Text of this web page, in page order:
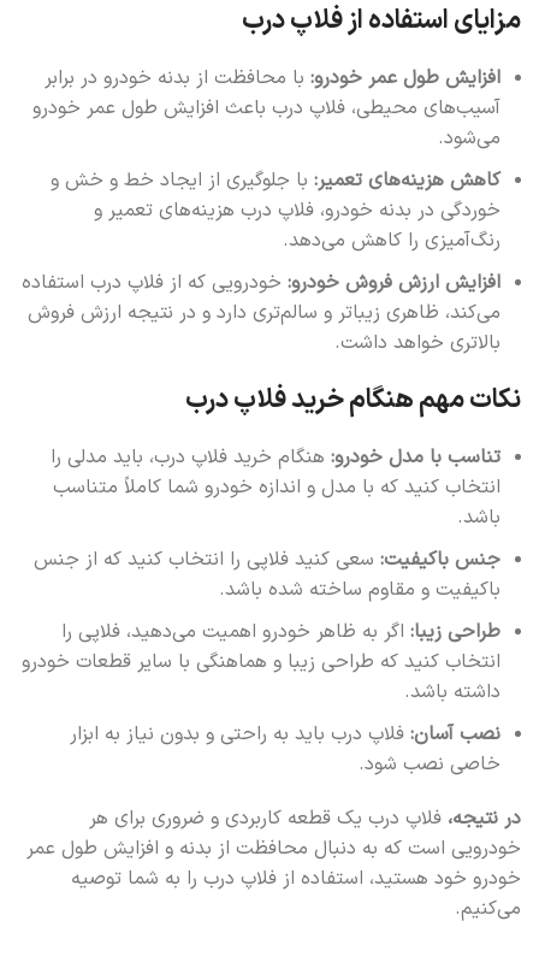
مزایای استفاده از فلاپ درب
افزایش طول عمر خودرو: با محافظت از بدنه خودرو در برابر
آسیب‌های محیطی، فلاپ درب باعث افزایش طول عمر خودرو
می‌شود.
کاهش هزینه‌های تعمیر: با جلوگیری از ایجاد خط و خش و
خوردگی در بدنه خودرو، فلاپ درب هزینه‌های تعمیر و
رنگ‌آمیزی را کاهش می‌دهد.
افزایش ارزش فروش خودرو: خودرویی که از فلاپ درب استفاده
می‌کند، ظاهری زیباتر و سالم‌تری دارد و در نتیجه ارزش فروش
بالاتری خواهد داشت.
نکات مهم هنگام خرید فلاپ درب
تناسب با مدل خودرو: هنگام خرید فلاپ درب، باید مدلی را
انتخاب کنید که با مدل و اندازه خودرو شما کاملاً متناسب
باشد.
جنس باکیفیت: سعی کنید فلاپی را انتخاب کنید که از جنس
باکیفیت و مقاوم ساخته شده باشد.
طراحی زیبا: اگر به ظاهر خودرو اهمیت می‌دهید، فلاپی را
انتخاب کنید که طراحی زیبا و هماهنگی با سایر قطعات خودرو
داشته باشد.
نصب آسان: فلاپ درب باید به راحتی و بدون نیاز به ابزار
خاصی نصب شود.
در نتیجه، فلاپ درب یک قطعه کاربردی و ضروری برای هر
خودرویی است که به دنبال محافظت از بدنه و افزایش طول عمر
خودرو خود هستید، استفاده از فلاپ درب را به شما توصیه
می‌کنیم.